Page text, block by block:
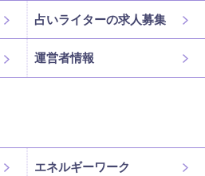
占いライターの求人募集
運営者情報
エネルギーワーク